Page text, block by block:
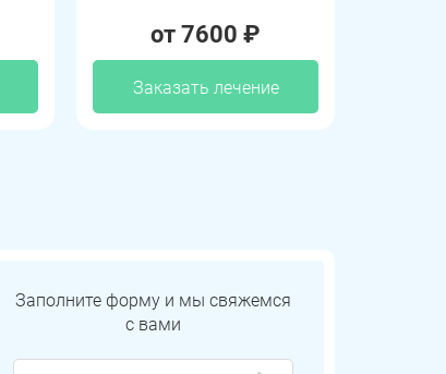
от 7600 ₽
Заказать лечение
Заполните форму и мы свяжемся
с вами